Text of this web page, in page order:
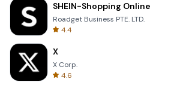
SHEIN-Shopping Online
Roadget Business PTE. LTD.
4.4
X
X Corp.
4.6